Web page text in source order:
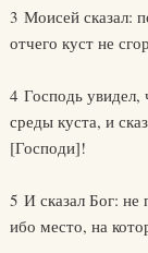
3 Моисей сказал:
отчего куст не
4 Господь увидел,
среды куста, и
[Господи]!
5 И сказал Бог: не
ибо место, на